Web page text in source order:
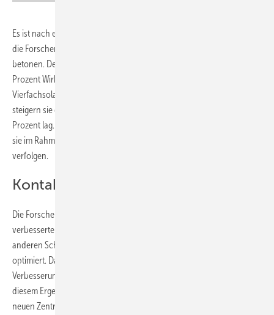
Es ist nach eigenen Angaben die effizienteste Solarzelle der Welt, wie
die Forscher des Fraunhofer-Instituts für Solare Energiesysteme (ISE)
betonen. Denn die neue Zelle der Freiburger erreicht satte 47,6
Prozent Wirkungsgrad – mit einer konzentrierenden
Vierfachsolarzelle bei einer 665-fachen Sonnenkonzentration. Damit
steigern sie den bisherigen Rekord für solche Zellen, der bei 46,1
Prozent lag. Damit nähern sie sich der 50-Prozent-Marke, ein Ziel, das
sie im Rahmen eines entsprechenden Projekts schon seit zwei Jahren
verfolgen.
Kontaktschichten verbessert
Die Forscher erreichen die höhere Effizienz mit einer neuen und
verbesserten Antireflexbeschichtung. Außerdem haben sie die
anderen Schichten der Mehrfachsolarzelle ebenfalls noch weiter
optimiert. Dazu kommen noch prozesstechnologische
Verbesserungen an den Metallkontakten. „Wir sind begeistert von
diesem Ergebnis, welches nur ein Jahr nach der Eröffnung unseres
neuen Zentrums für höchsteffiziente Solarzellen erzielt werden